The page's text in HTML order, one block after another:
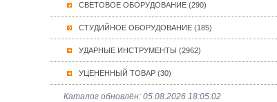
СВЕТОВОЕ ОБОРУДОВАНИЕ (290)
СТУДИЙНОЕ ОБОРУДОВАНИЕ (185)
УДАРНЫЕ ИНСТРУМЕНТЫ (2962)
УЦЕНЕННЫЙ ТОВАР (30)
Каталог обновлён: 05.08.2026 18:05:02